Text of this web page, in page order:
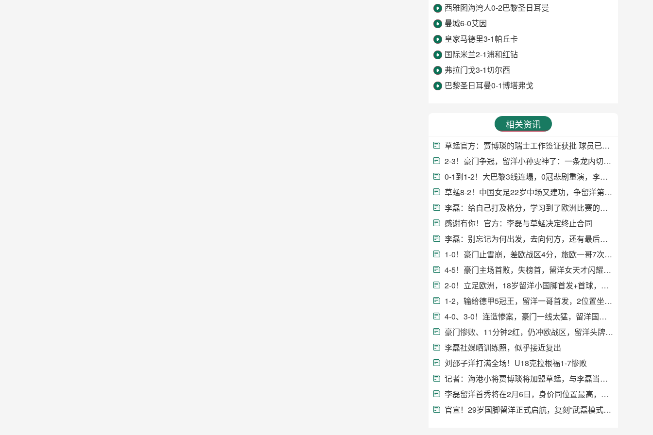
西雅图海湾人0-2巴黎圣日耳曼
曼城6-0艾因
皇家马德里3-1帕丘卡
国际米兰2-1浦和红钻
弗拉门戈3-1切尔西
巴黎圣日耳曼0-1博塔弗戈
相关资讯
草蜢官方：贾博琰的瑞士工作签证获批 球员已到队训练
2-3！豪门争冠，留洋小孙雯神了：一条龙内切+世界波，首季造19球
0-1到1-2！大巴黎3线连塌，0冠悲剧重演，李梦雯首发知足：进步大
草蜢8-2！中国女足22岁中场又建功，争留洋第1冠，造16球闪耀欧洲
李磊：给自己打及格分，学习到了欧洲比赛的强度
感谢有你！官方：李磊与草蜢决定终止合同
李磊：别忘记为何出发，去向何方，还有最后的归处
1-0！豪门止雪崩，差欧战区4分，旅欧一哥7次登场，道出留洋真相
4-5！豪门主场首败，失榜首，留洋女天才闪耀：5连首发、轰3球6助
2-0！立足欧洲，18岁留洋小国脚首发+首球，送国奥大雪崩：3连败
1-2，输给德甲5冠王，留洋一哥首发，2位置坐稳主力，直冲欧战区
4-0、3-0！连造惨案，豪门一线太猛，留洋国脚又登场，幸运冲欧战
豪门惨败、11分钟2红，仍冲欧战区，留洋头牌首发：5次解围
李磊社媒晒训练照，似乎接近复出
刘邵子洋打满全场！U18克拉根福1-7惨败
记者：海港小将贾博琰将加盟草蜢，与李磊当队友
李磊留洋首秀将在2月6日，身价同位置最高，有望直接首发
官宣！29岁国脚留洋正式启航，复刻“武磊模式”：踢日本即插即用